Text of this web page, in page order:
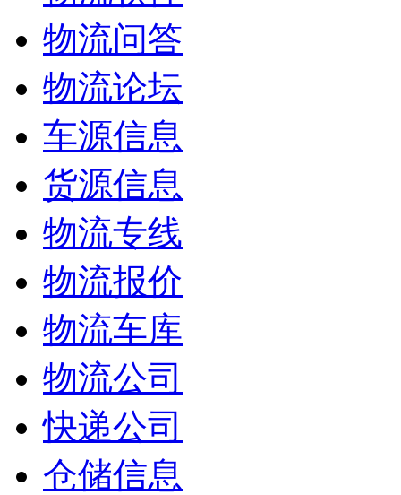
物流问答
物流论坛
车源信息
货源信息
物流专线
物流报价
物流车库
物流公司
快递公司
仓储信息